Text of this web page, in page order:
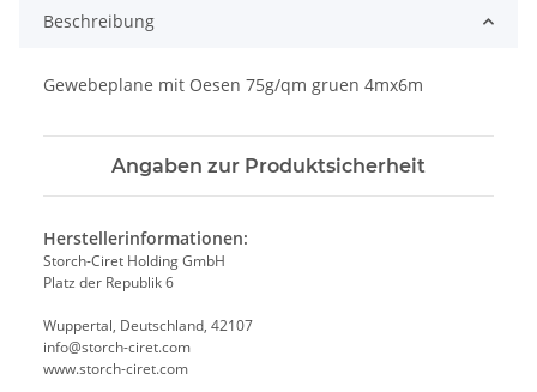
Beschreibung
Gewebeplane mit Oesen 75g/qm gruen 4mx6m
Angaben zur Produktsicherheit
Herstellerinformationen:
Storch-Ciret Holding GmbH
Platz der Republik 6
Wuppertal, Deutschland, 42107
info@storch-ciret.com
www.storch-ciret.com